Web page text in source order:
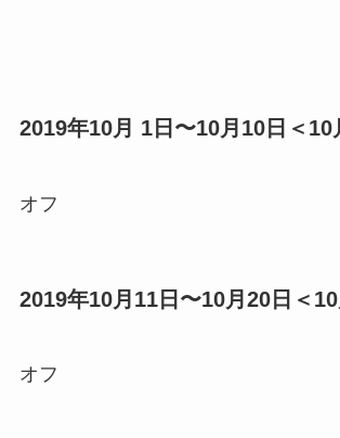
2019年10月 1日〜10月10日＜10
オフ
2019年10月11日〜10月20日＜10
オフ